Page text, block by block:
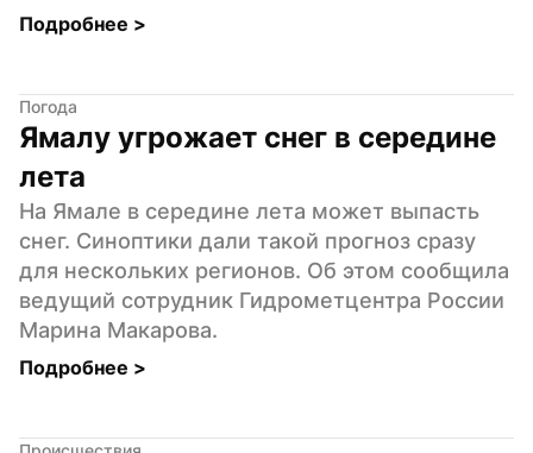
Подробнее >
Погода
Ямалу угрожает снег в середине
лета
На Ямале в середине лета может выпасть
снег. Синоптики дали такой прогноз сразу
для нескольких регионов. Об этом сообщила
ведущий сотрудник Гидрометцентра России
Марина Макарова.
Подробнее >